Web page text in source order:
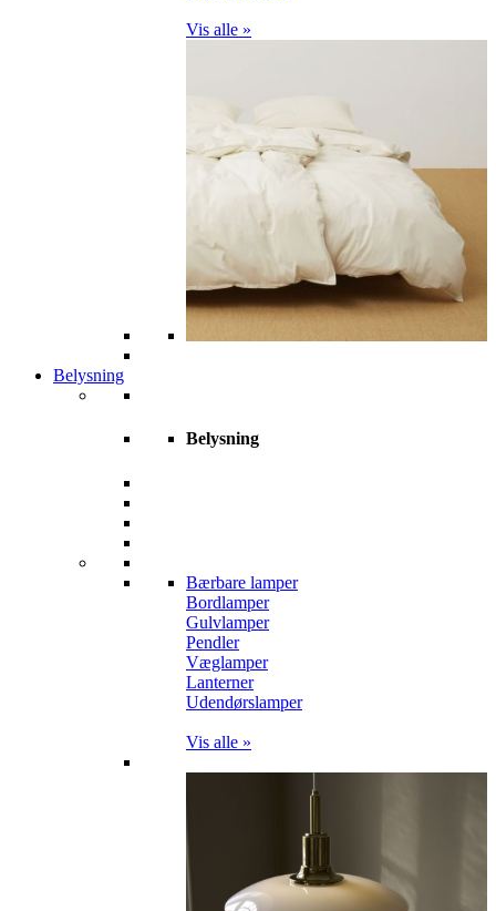
Vis alle »
Belysning
Belysning
Bærbare lamper
Bordlamper
Gulvlamper
Pendler
Væglamper
Lanterner
Udendørslamper
Vis alle »